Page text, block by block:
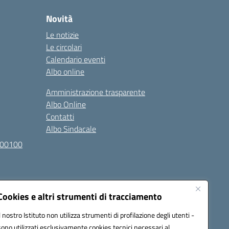
e altri strumenti di tracciamento
nostro Istituto non utilizza strumenti di profilazione degli utenti -
Novità
Le notizie
Le circolari
Calendario eventi
Albo online
Amministrazione trasparente
Albo Online
Contatti
Albo Sindacale